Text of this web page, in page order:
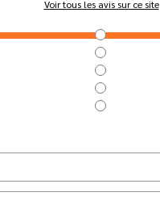
Voir tous les avis sur ce site